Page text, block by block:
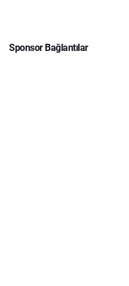
Sponsor Bağlantılar